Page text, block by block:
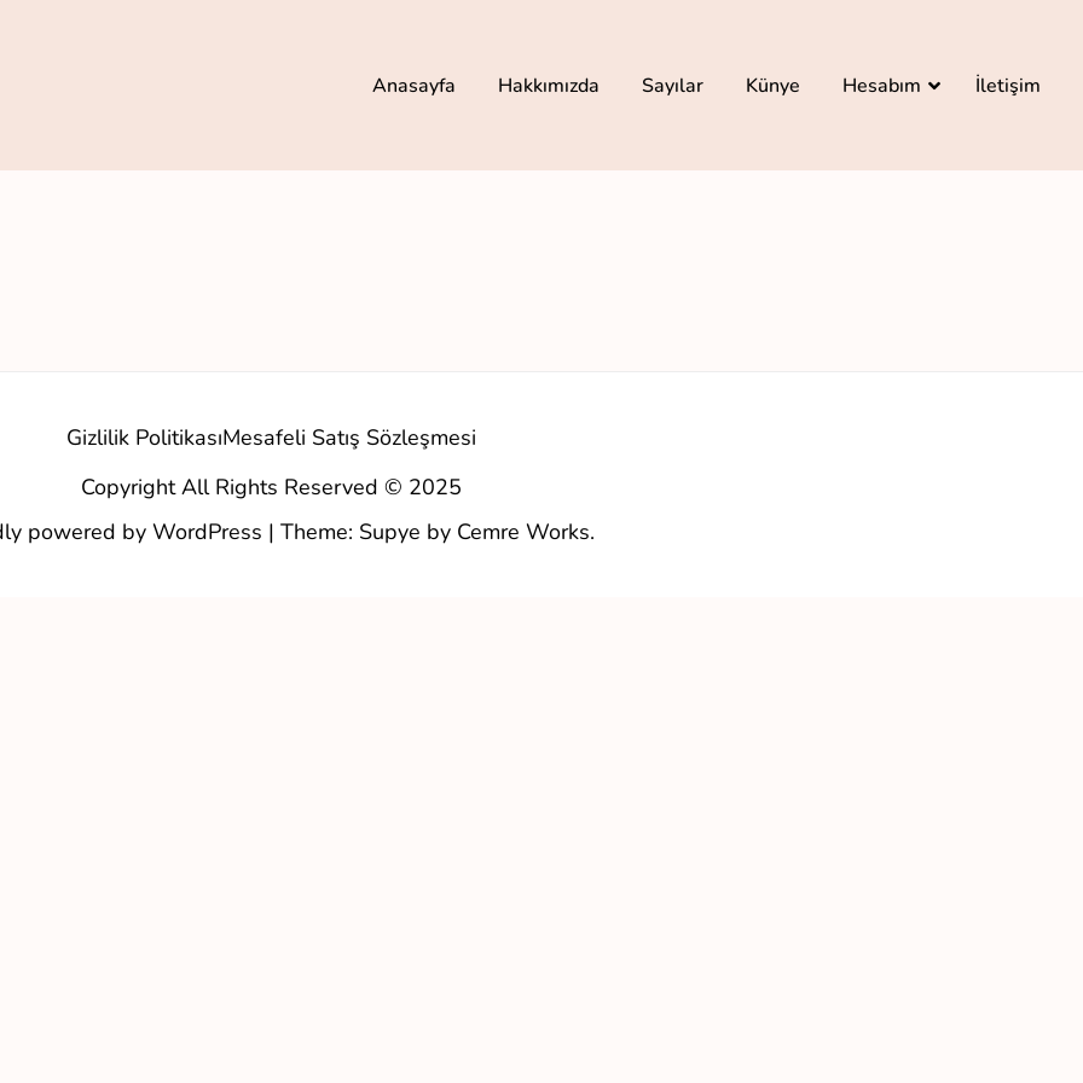
Anasayfa Hakkımızda Sayılar Künye Hesabım İletişim
Gizlilik PolitikasıMesafeli Satış Sözleşmesi
Copyright All Rights Reserved © 2025
powered by WordPress | Theme: Supye by Cemre Works.